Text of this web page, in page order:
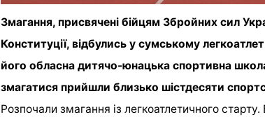
Змагання, присвячені бійцям Збройних сил
Конституції, відбулись у сумському
його обласна дитячо-юнацька спортивна
змагатися прийшли близько шістдесяти
Розпочали змагання із легкоатлетичного